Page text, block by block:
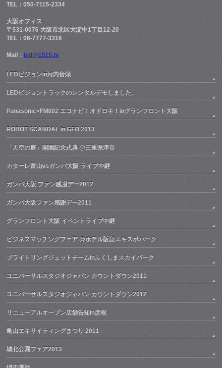
TEL：050-7115-2334
大阪オフィス
〒531-0076 大阪市北区大淀中1丁目12-20
TEL：06-7777-3316
Mail： led@1515.tv
LEDビジョンin河内音頭
LEDビジョントラックのレンタルデモしました。
Panasonic×FM802 エコナビ！オドロキ！inグランフロント大阪
ROBOT SCANDAL in GFO 2013
「天空の庭」開園記念式典 @三重県津市
カターレ富山vsガンバ大阪 ライブ中継
ガンバ大阪 ファン感謝デー2012
ガンバ大阪ファン感謝デー2011
グランフロント大阪 イベントライブ中継
ビジネスマッチングフェア @ホテル阪急エキスポパーク
ブライトリングジェットチームinふくしまスカイパーク
ユニバーサルスタジオジャパン カウントダウン2011
ユニバーサルスタジオジャパン カウントダウン2012
リニューアルオープン店舗告知in彦根
亀山エキサイティングまつり 2011
城北公園フェア2013